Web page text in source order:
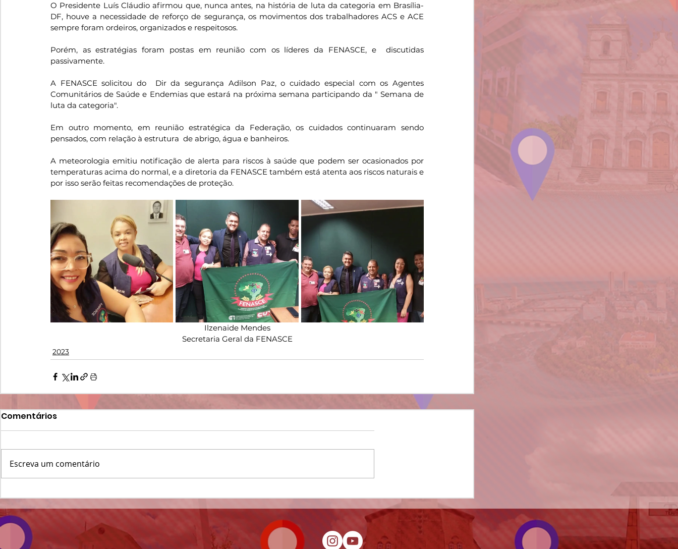
O Presidente Luís Cláudio afirmou que, nunca antes, na história de luta da categoria em Brasília-
DF, houve a necessidade de reforço de segurança, os movimentos dos trabalhadores ACS e ACE
sempre foram ordeiros, organizados e respeitosos.
Porém, as estratégias foram postas em reunião com os líderes da FENASCE, e  discutidas
passivamente.
A FENASCE solicitou do  Dir da segurança Adilson Paz, o cuidado especial com os Agentes
Comunitários de Saúde e Endemias que estará na próxima semana participando da " Semana de
luta da categoria".
Em outro momento, em reunião estratégica da Federação, os cuidados continuaram sendo
pensados, com relação à estrutura  de abrigo, água e banheiros.
A meteorologia emitiu notificação de alerta para riscos à saúde que podem ser ocasionados por
temperaturas acima do normal, e a diretoria da FENASCE também está atenta aos riscos naturais e
por isso serão feitas recomendações de proteção.
Ilzenaide Mendes
Secretaria Geral da FENASCE
2023
Comentários
Escreva um comentário